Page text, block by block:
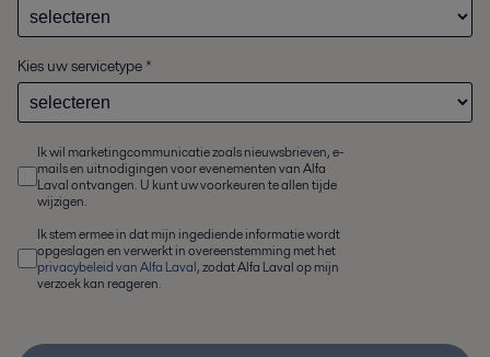
Kies uw servicetype *
Ik wil marketingcommunicatie zoals nieuwsbrieven, e-
mails en uitnodigingen voor evenementen van Alfa
Laval ontvangen. U kunt uw voorkeuren te allen tijde
wijzigen.
Ik stem ermee in dat mijn ingediende informatie wordt
opgeslagen en verwerkt in overeenstemming met het
privacybeleid van Alfa Laval, zodat Alfa Laval op mijn
verzoek kan reageren.